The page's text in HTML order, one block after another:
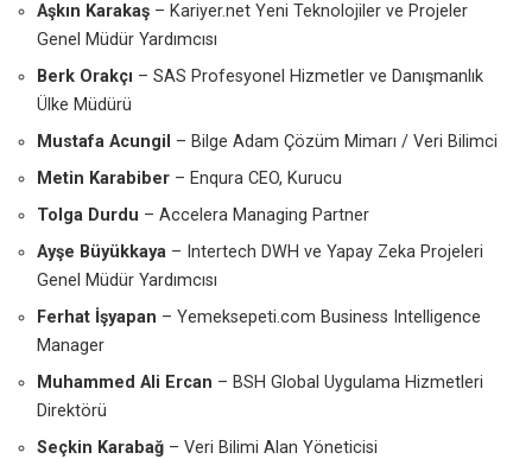
Aşkın Karakaş – Kariyer.net Yeni Teknolojiler ve Projeler
Genel Müdür Yardımcısı
Berk Orakçı – SAS Profesyonel Hizmetler ve Danışmanlık
Ülke Müdürü
Mustafa Acungil – Bilge Adam Çözüm Mimarı / Veri Bilimci
Metin Karabiber – Enqura CEO, Kurucu
Tolga Durdu – Accelera Managing Partner
Ayşe Büyükkaya – Intertech DWH ve Yapay Zeka Projeleri
Genel Müdür Yardımcısı
Ferhat İşyapan – Yemeksepeti.com Business Intelligence
Manager
Muhammed Ali Ercan – BSH Global Uygulama Hizmetleri
Direktörü
Seçkin Karabağ – Veri Bilimi Alan Yöneticisi